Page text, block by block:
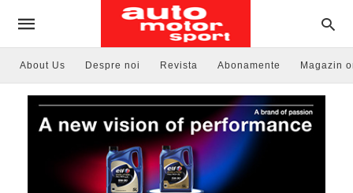
About Us Despre noi Revista Abonamente Magazin